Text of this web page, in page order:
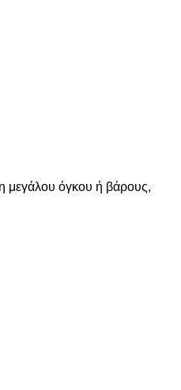
μεγάλου όγκου ή βάρους,